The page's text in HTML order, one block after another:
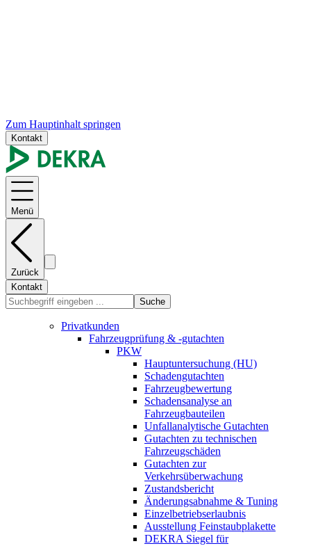
Zum Hauptinhalt springen
Kontakt
Menü
Zurück
Kontakt
Suche
Privatkunden
Fahrzeugprüfung & -gutachten
PKW
Hauptuntersuchung (HU)
Schadengutachten
Fahrzeugbewertung
Schadensanalyse an
Fahrzeugbauteilen
Unfallanalytische Gutachten
Gutachten zu technischen
Fahrzeugschäden
Gutachten zur
Verkehrsüberwachung
Zustandsbericht
Änderungsabnahme & Tuning
Einzelbetriebserlaubnis
Ausstellung Feinstaubplakette
DEKRA Siegel für